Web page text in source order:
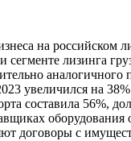
на российском
лизинга
увеличился на
составила 56%,
оборудования
договоры с